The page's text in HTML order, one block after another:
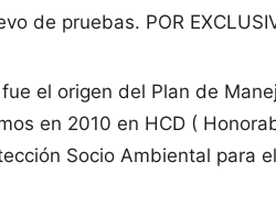
de pruebas. POR
el origen del Plan de
en 2010 en HCD (
Socio Ambiental para